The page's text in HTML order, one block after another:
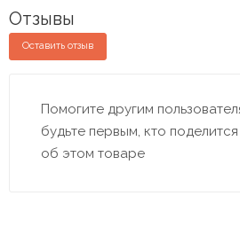
Отзывы
Оставить отзыв
Помогите другим
будьте первым, кто
об этом товаре